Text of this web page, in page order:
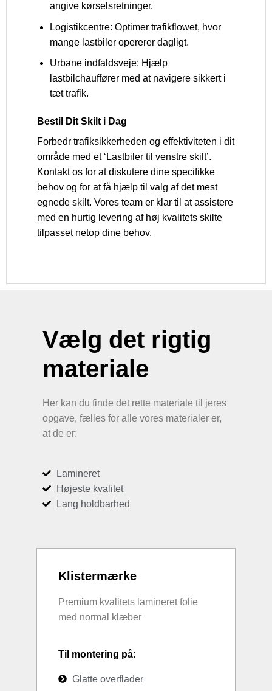
angive kørselsretninger.
Logistikcentre: Optimer trafikflowet, hvor
mange lastbiler opererer dagligt.
Urbane indfaldsveje: Hjælp
lastbilchauffører med at navigere sikkert i
tæt trafik.
Bestil Dit Skilt i Dag
Forbedr trafiksikkerheden og effektiviteten i dit
område med et ‘Lastbiler til venstre skilt’.
Kontakt os for at diskutere dine specifikke
behov og for at få hjælp til valg af det mest
egnede skilt. Vores team er klar til at assistere
med en hurtig levering af høj kvalitets skilte
tilpasset netop dine behov.
Vælg det rigtig
materiale
Her kan du finde det rette materiale til jeres
opgave, fælles for alle vores materialer er,
at de er:
Lamineret
Højeste kvalitet
Lang holdbarhed
Klistermærke
Premium kvalitets lamineret folie
med normal klæber
Til montering på:
Glatte overflader